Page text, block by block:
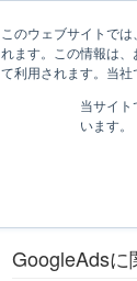
このウェブサイトで
れます。この情報は
て利用されます。当社
当サイ
います。
a
z
i
GoogleAdsに